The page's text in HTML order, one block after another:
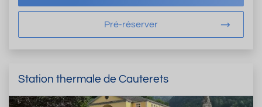
Pré-réserver
Station thermale de Cauterets